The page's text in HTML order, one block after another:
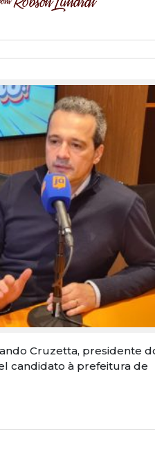
Cruzetta, presidente
candidato à prefeitura de